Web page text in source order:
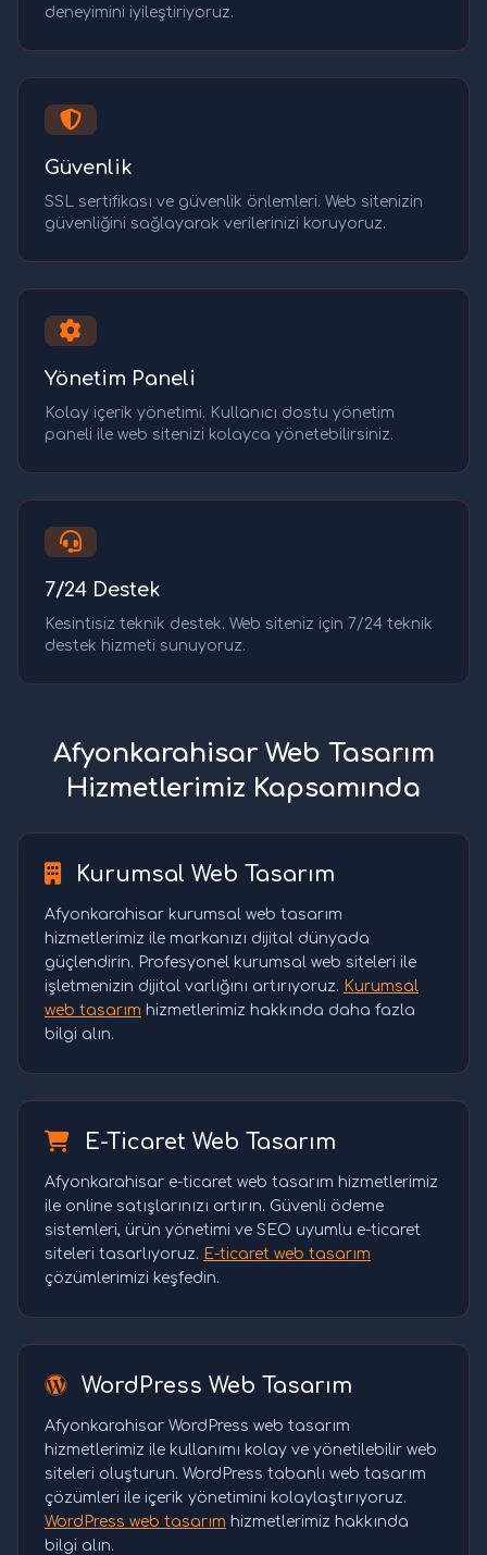
deneyimini iyileştiriyoruz.
Güvenlik
SSL sertifikası ve güvenlik önlemleri. Web sitenizin
güvenliğini sağlayarak verilerinizi koruyoruz.
Yönetim Paneli
Kolay içerik yönetimi. Kullanıcı dostu yönetim
paneli ile web sitenizi kolayca yönetebilirsiniz.
7/24 Destek
Kesintisiz teknik destek. Web siteniz için 7/24 teknik
destek hizmeti sunuyoruz.
Afyonkarahisar Web Tasarım
Hizmetlerimiz Kapsamında
Kurumsal Web Tasarım
Afyonkarahisar kurumsal web tasarım
hizmetlerimiz ile markanızı dijital dünyada
güçlendirin. Profesyonel kurumsal web siteleri ile
işletmenizin dijital varlığını artırıyoruz. Kurumsal
web tasarım hizmetlerimiz hakkında daha fazla
bilgi alın.
E-Ticaret Web Tasarım
Afyonkarahisar e-ticaret web tasarım hizmetlerimiz
ile online satışlarınızı artırın. Güvenli ödeme
sistemleri, ürün yönetimi ve SEO uyumlu e-ticaret
siteleri tasarlıyoruz. E-ticaret web tasarım
çözümlerimizi keşfedin.
WordPress Web Tasarım
Afyonkarahisar WordPress web tasarım
hizmetlerimiz ile kullanımı kolay ve yönetilebilir web
siteleri oluşturun. WordPress tabanlı web tasarım
çözümleri ile içerik yönetimini kolaylaştırıyoruz.
WordPress web tasarım hizmetlerimiz hakkında
bilgi alın.